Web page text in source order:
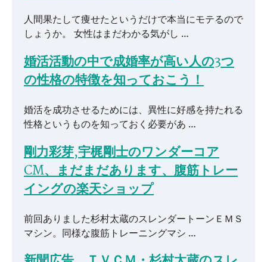
人間果たして痩せたというだけで本当にモテるので
しょうか。 女性はまだわかる気がし …
婚活活動の中で成婚率が高い人の3つ
の性格の特徴を知っておこう！
婚活を成功させるためには、異性に好感を持たれる
性格というものを知っておく必要があ …
剛力彩芽,宇梶剛士のワンダーコア
CM、まだまだあります、腹筋トレー
イングの楽天ショップ
前回ありました杉村太蔵のスレンダートーンＥＭＳ
マシン。同様な腹筋トレーニングマシ …